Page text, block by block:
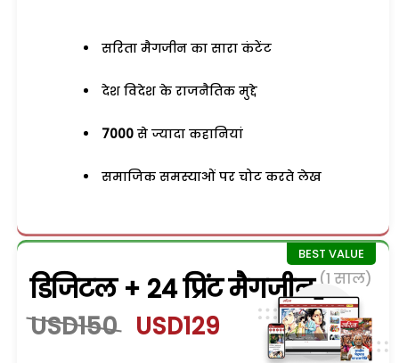
सरिता मैगजीन का सारा कंटेंट
देश विदेश के राजनैतिक मुद्दे
7000 से ज्यादा कहानियां
समाजिक समस्याओं पर चोट करते लेख
डिजिटल + 24 प्रिंट मैगजीन (1 साल)
USD150 USD129